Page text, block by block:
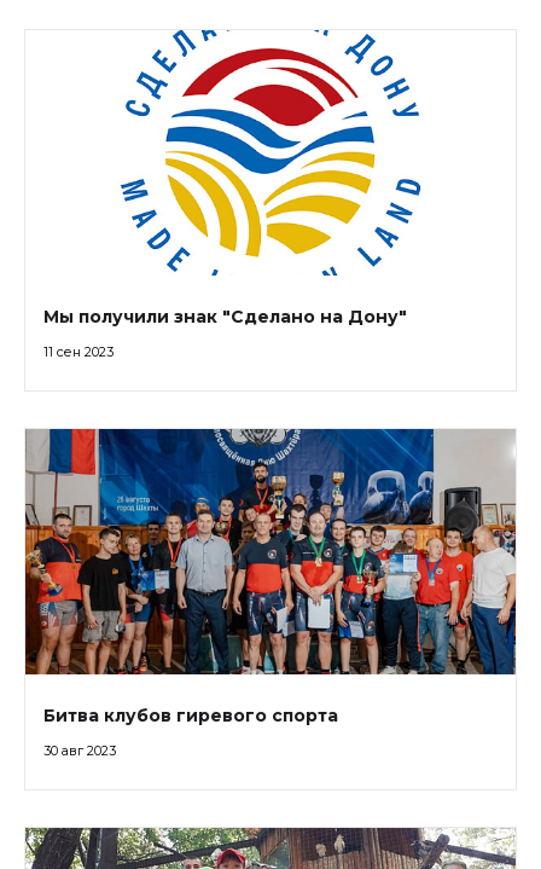
Мы получили знак "Сделано на Дону"
11 сен 2023
Битва клубов гиревого спорта
30 авг 2023